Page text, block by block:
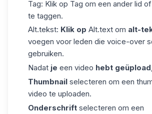
Tag: Klik op Tag om een ander lid
te taggen.
Alt.tekst: Klik op Alt.text om alt-
voegen voor leden die voice-over
gebruiken.
Nadat je een video hebt geüpload
Thumbnail selecteren om een
video te uploaden.
Onderschrift selecteren om een